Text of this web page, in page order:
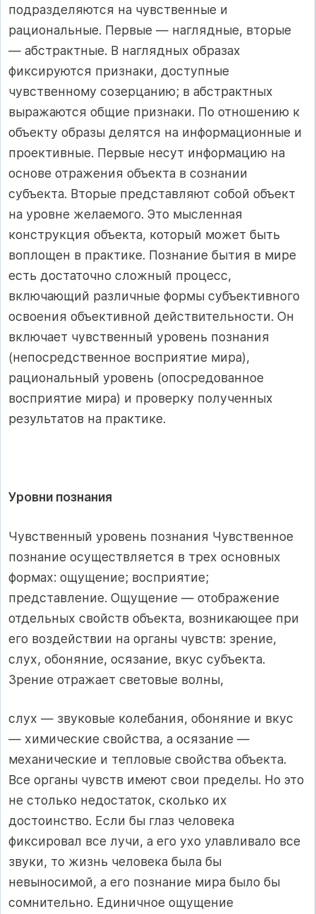
подразделяются на чувственные и
рациональные. Первые — наглядные, вторые
— абстрактные. В наглядных образах
фиксируются признаки, доступные
чувственному созерцанию; в абстрактных
выражаются общие признаки. По отношению к
объекту образы делятся на информационные и
проективные. Первые несут информацию на
основе отражения объекта в сознании
субъекта. Вторые представляют собой объект
на уровне желаемого. Это мысленная
конструкция объекта, который может быть
воплощен в практике. Познание бытия в мире
есть достаточно сложный процесс,
включающий различные формы субъективного
освоения объективной действительности. Он
включает чувственный уровень познания
(непосредственное восприятие мира),
рациональный уровень (опосредованное
восприятие мира) и проверку полученных
результатов на практике.
Уровни познания
Чувственный уровень познания Чувственное
познание осуществляется в трех основных
формах: ощущение; восприятие;
представление. Ощущение — отображение
отдельных свойств объекта, возникающее при
его воздействии на органы чувств: зрение,
слух, обоняние, осязание, вкус субъекта.
Зрение отражает световые волны,
слух — звуковые колебания, обоняние и вкус
— химические свойства, а осязание —
механические и тепловые свойства объекта.
Все органы чувств имеют свои пределы. Но это
не столько недостаток, сколько их
достоинство. Если бы глаз человека
фиксировал все лучи, а его ухо улавливало все
звуки, то жизнь человека была бы
невыносимой, а его познание мира было бы
сомнительно. Единичное ощущение